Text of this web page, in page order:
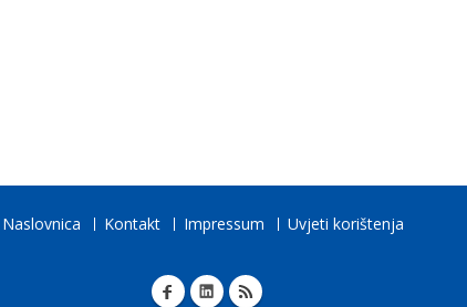
Naslovnica Kontakt Impressum Uvjeti korištenja